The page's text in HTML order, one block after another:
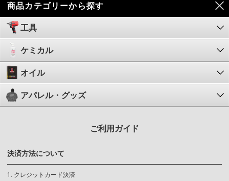
商品カテゴリーから探す
工具
ケミカル
オイル
アパレル・グッズ
ご利用ガイド
決済方法について
クレジットカード決済